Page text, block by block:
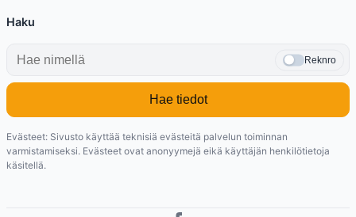
Haku
Reknro
Hae tiedot
Evästeet: Sivusto käyttää teknisiä evästeitä palvelun toiminnan
varmistamiseksi. Evästeet ovat anonyymejä eikä käyttäjän henkilötietoja
käsitellä.